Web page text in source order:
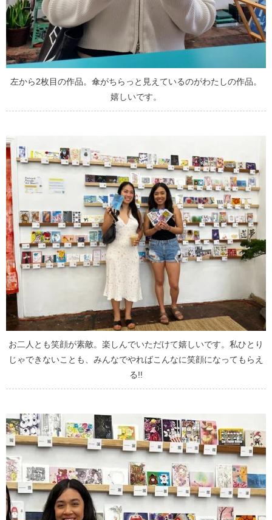
左から2枚目の作品。傘がちらっと見えているのがわたしの作品。
嬉しいです。
お二人とも笑顔が素敵。楽しんでいただけて嬉しいです。私ひとり
じゃできないことも、みんなでやればこんなに笑顔になってもらえ
る!!